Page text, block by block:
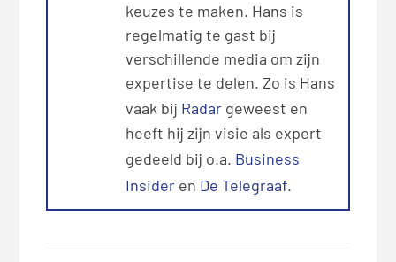
keuzes te maken. Hans is
regelmatig te gast bij
verschillende media om zijn
expertise te delen. Zo is Hans
vaak bij Radar geweest en
heeft hij zijn visie als expert
gedeeld bij o.a. Business
Insider en De Telegraaf.